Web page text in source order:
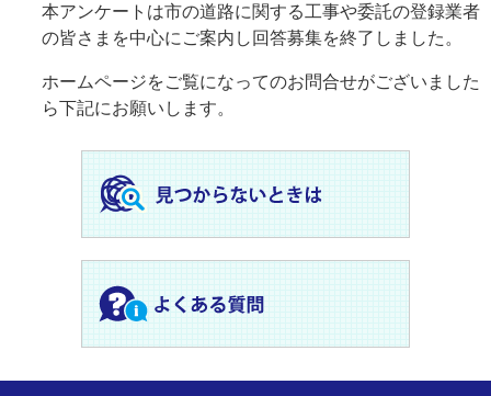
本アンケートは市の道路に関する工事や委託の登録業者
の皆さまを中心にご案内し回答募集を終了しました。
ホームページをご覧になってのお問合せがございました
ら下記にお願いします。